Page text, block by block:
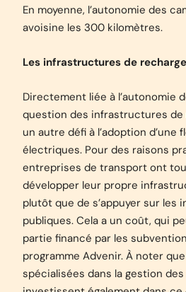
En moyenne, l’autonomie des
avoisine les 300 kilomètres.
Les infrastructures de recharge
Directement liée à l’autonomie
question des infrastructures
un autre défi à l’adoption d’une
électriques. Pour des raisons
entreprises de transport ont
développer leur propre
plutôt que de s’appuyer sur les
publiques. Cela a un coût, qui
partie financé par les
programme Advenir. À noter
spécialisées dans la gestion